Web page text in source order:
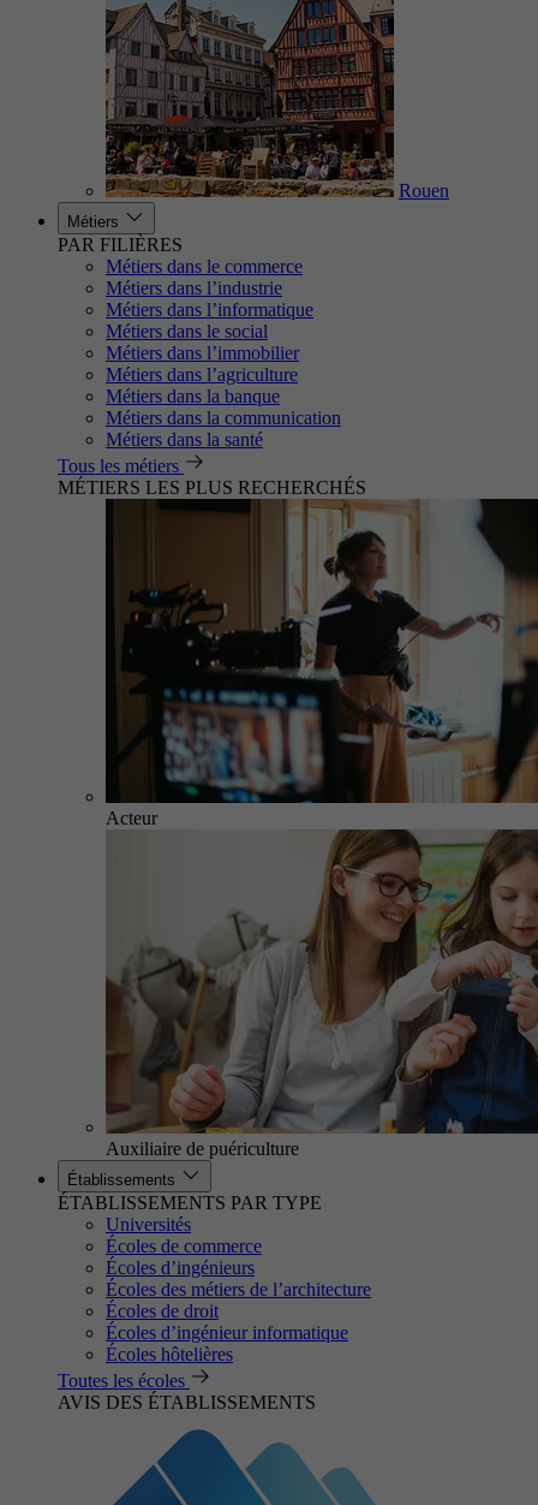
Rouen
Métiers
PAR FILIÈRES
Métiers dans le commerce
Métiers dans l’industrie
Métiers dans l’informatique
Métiers dans le social
Métiers dans l’immobilier
Métiers dans l’agriculture
Métiers dans la banque
Métiers dans la communication
Métiers dans la santé
Tous les métiers
MÉTIERS LES PLUS RECHERCHÉS
Acteur
Auxiliaire de puériculture
Établissements
ÉTABLISSEMENTS PAR TYPE
Universités
Écoles de commerce
Écoles d’ingénieurs
Écoles des métiers de l’architecture
Écoles de droit
Écoles d’ingénieur informatique
Écoles hôtelières
Toutes les écoles
AVIS DES ÉTABLISSEMENTS